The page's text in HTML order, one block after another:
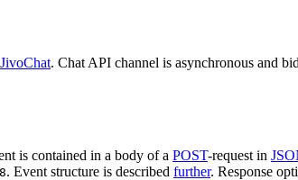
JivoChat. Chat API channel is asynchronous and
is contained in a body of a POST-request in
. Event structure is described further. Response